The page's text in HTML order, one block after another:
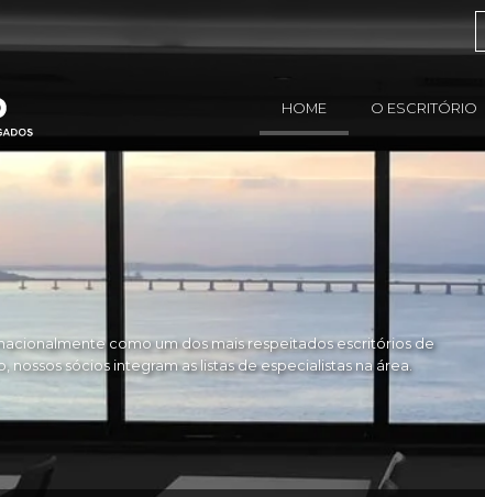
HOME O ESCRITÓRIO
como um dos mais respeitados escritórios de
sócios integram as listas de especialistas na área.